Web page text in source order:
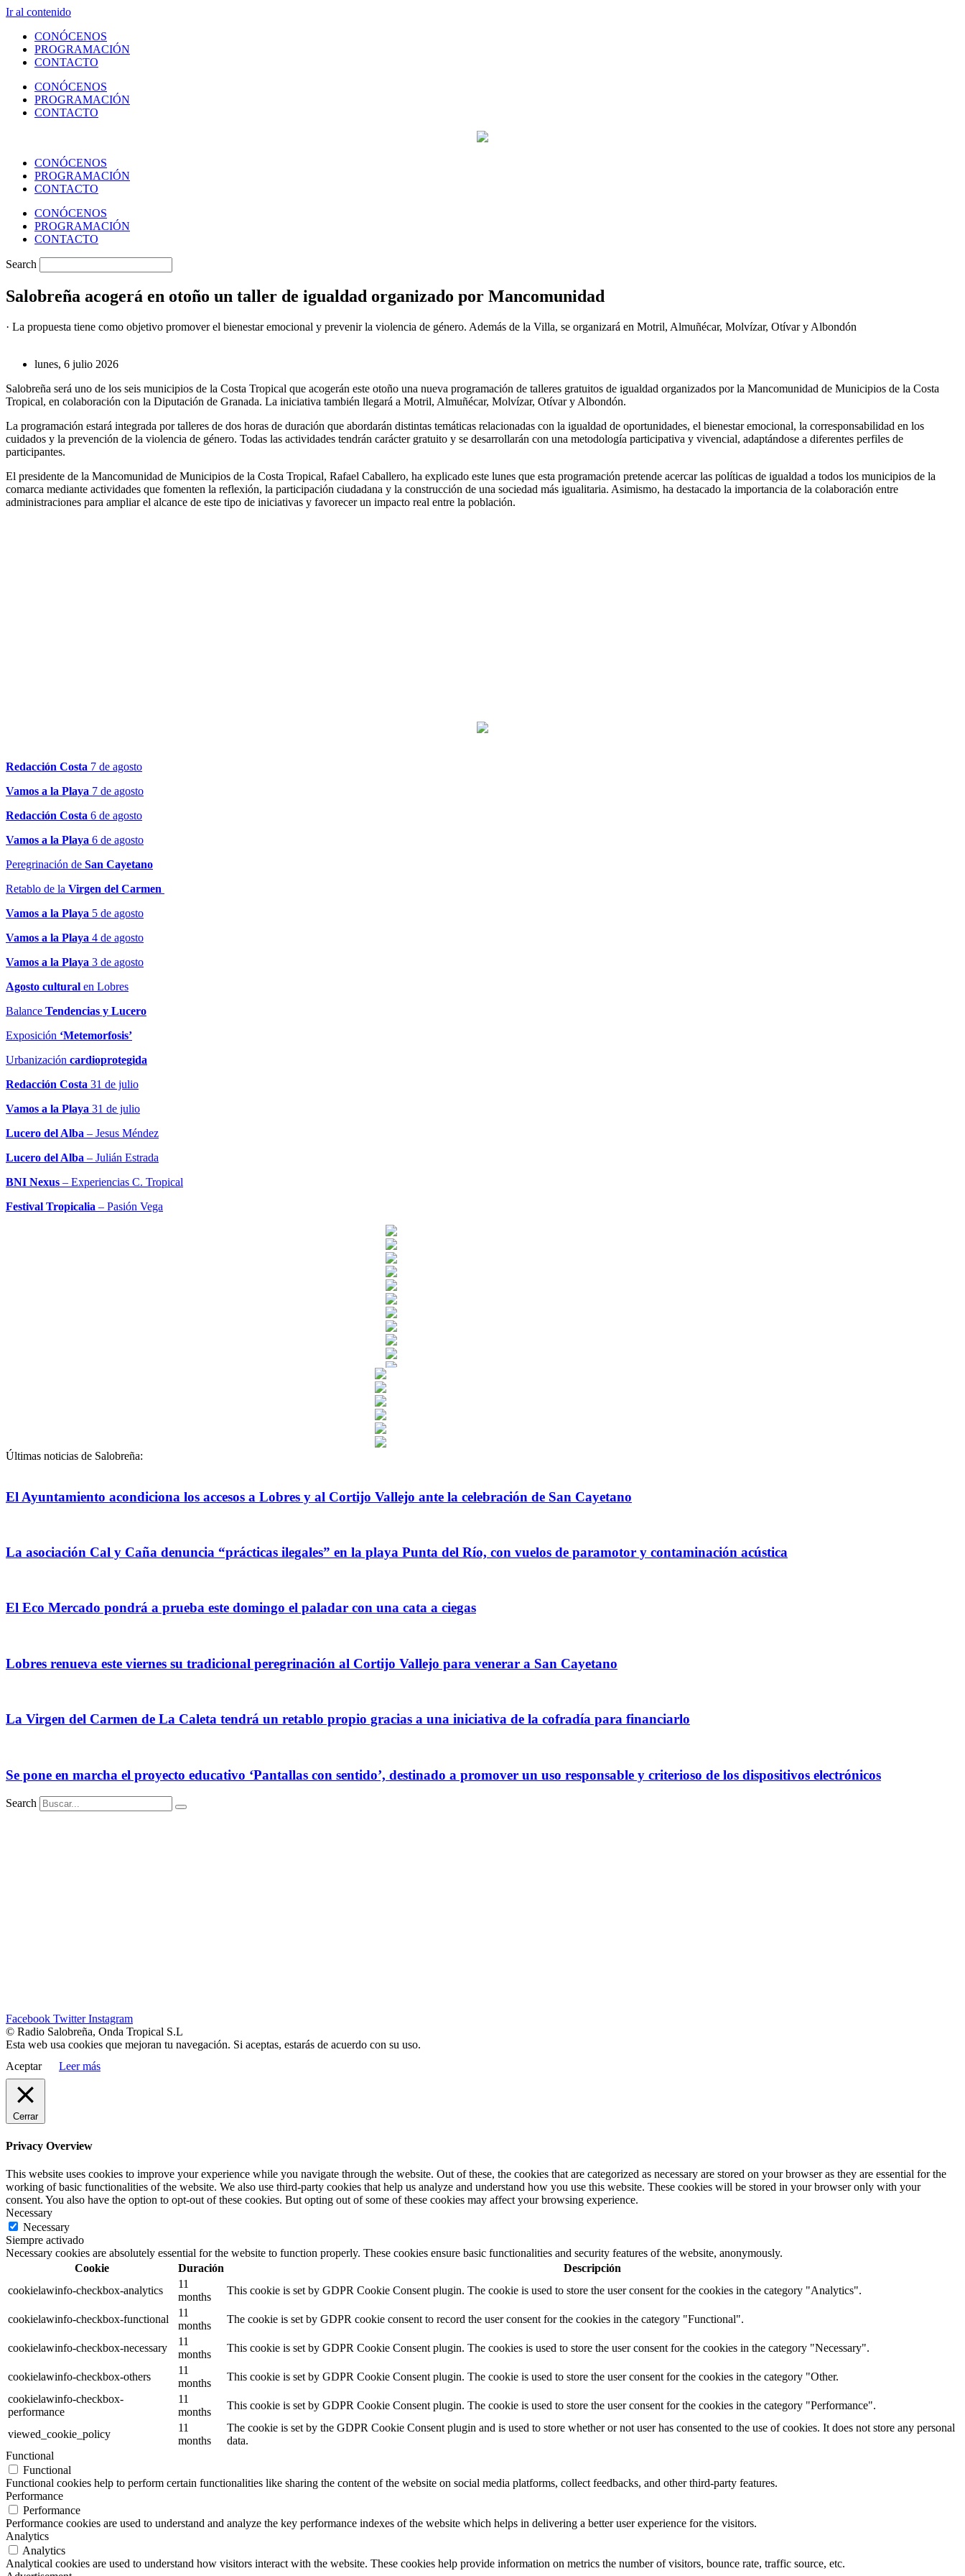
Ir al contenido
CONÓCENOS
PROGRAMACIÓN
CONTACTO
CONÓCENOS
PROGRAMACIÓN
CONTACTO
CONÓCENOS
PROGRAMACIÓN
CONTACTO
CONÓCENOS
PROGRAMACIÓN
CONTACTO
Search
Salobreña acogerá en otoño un taller de igualdad organizado por Mancomunidad
· La propuesta tiene como objetivo promover el bienestar emocional y prevenir la violencia de género. Además de la Villa, se organizará en Motril, Almuñécar, Molvízar, Otívar y Albondón
lunes, 6 julio 2026
Salobreña será uno de los seis municipios de la Costa Tropical que acogerán este otoño una nueva programación de talleres gratuitos de igualdad organizados por la Mancomunidad de Municipios de la Costa
Tropical, en colaboración con la Diputación de Granada. La iniciativa también llegará a Motril, Almuñécar, Molvízar, Otívar y Albondón.
La programación estará integrada por talleres de dos horas de duración que abordarán distintas temáticas relacionadas con la igualdad de oportunidades, el bienestar emocional, la corresponsabilidad en los
cuidados y la prevención de la violencia de género. Todas las actividades tendrán carácter gratuito y se desarrollarán con una metodología participativa y vivencial, adaptándose a diferentes perfiles de
participantes.
El presidente de la Mancomunidad de Municipios de la Costa Tropical, Rafael Caballero, ha explicado este lunes que esta programación pretende acercar las políticas de igualdad a todos los municipios de la
comarca mediante actividades que fomenten la reflexión, la participación ciudadana y la construcción de una sociedad más igualitaria. Asimismo, ha destacado la importancia de la colaboración entre
administraciones para ampliar el alcance de este tipo de iniciativas y favorecer un impacto real entre la población.
Redacción Costa 7 de agosto
Vamos a la Playa 7 de agosto
Redacción Costa 6 de agosto
Vamos a la Playa 6 de agosto
Peregrinación de San Cayetano
Retablo de la Virgen del Carmen
Vamos a la Playa 5 de agosto
Vamos a la Playa 4 de agosto
Vamos a la Playa 3 de agosto
Agosto cultural en Lobres
Balance Tendencias y Lucero
Exposición ‘Metemorfosis’
Urbanización cardioprotegida
Redacción Costa 31 de julio
Vamos a la Playa 31 de julio
Lucero del Alba – Jesus Méndez
Lucero del Alba – Julián Estrada
BNI Nexus – Experiencias C. Tropical
Festival Tropicalia – Pasión Vega
Últimas noticias de Salobreña:
El Ayuntamiento acondiciona los accesos a Lobres y al Cortijo Vallejo ante la celebración de San Cayetano
La asociación Cal y Caña denuncia “prácticas ilegales” en la playa Punta del Río, con vuelos de paramotor y contaminación acústica
El Eco Mercado pondrá a prueba este domingo el paladar con una cata a ciegas
Lobres renueva este viernes su tradicional peregrinación al Cortijo Vallejo para venerar a San Cayetano
La Virgen del Carmen de La Caleta tendrá un retablo propio gracias a una iniciativa de la cofradía para financiarlo
Se pone en marcha el proyecto educativo ‘Pantallas con sentido’, destinado a promover un uso responsable y criterioso de los dispositivos electrónicos
Search
Facebook Twitter Instagram
© Radio Salobreña, Onda Tropical S.L
Esta web usa cookies que mejoran tu navegación. Si aceptas, estarás de acuerdo con su uso.
Aceptar
Leer más
Cerrar
Privacy Overview
This website uses cookies to improve your experience while you navigate through the website. Out of these, the cookies that are categorized as necessary are stored on your browser as they are essential for the
working of basic functionalities of the website. We also use third-party cookies that help us analyze and understand how you use this website. These cookies will be stored in your browser only with your
consent. You also have the option to opt-out of these cookies. But opting out of some of these cookies may affect your browsing experience.
Necessary
Necessary
Siempre activado
Necessary cookies are absolutely essential for the website to function properly. These cookies ensure basic functionalities and security features of the website, anonymously.
Cookie
Duración
Descripción
cookielawinfo-checkbox-analytics
11
months
This cookie is set by GDPR Cookie Consent plugin. The cookie is used to store the user consent for the cookies in the category "Analytics".
cookielawinfo-checkbox-functional
11
months
The cookie is set by GDPR cookie consent to record the user consent for the cookies in the category "Functional".
cookielawinfo-checkbox-necessary
11
months
This cookie is set by GDPR Cookie Consent plugin. The cookies is used to store the user consent for the cookies in the category "Necessary".
cookielawinfo-checkbox-others
11
months
This cookie is set by GDPR Cookie Consent plugin. The cookie is used to store the user consent for the cookies in the category "Other.
cookielawinfo-checkbox-
performance
11
months
This cookie is set by GDPR Cookie Consent plugin. The cookie is used to store the user consent for the cookies in the category "Performance".
viewed_cookie_policy
11
months
The cookie is set by the GDPR Cookie Consent plugin and is used to store whether or not user has consented to the use of cookies. It does not store any personal
data.
Functional
Functional
Functional cookies help to perform certain functionalities like sharing the content of the website on social media platforms, collect feedbacks, and other third-party features.
Performance
Performance
Performance cookies are used to understand and analyze the key performance indexes of the website which helps in delivering a better user experience for the visitors.
Analytics
Analytics
Analytical cookies are used to understand how visitors interact with the website. These cookies help provide information on metrics the number of visitors, bounce rate, traffic source, etc.